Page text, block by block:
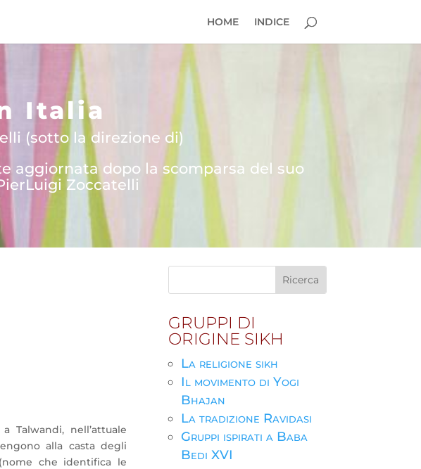
HOME INDICE
Italia
(sotto la direzione di)
aggiornata dopo la scomparsa del suo
Zoccatelli
a Talwandi, nell’attuale
alla casta degli
che identifica le
GRUPPI DI
ORIGINE SIKH
La religione sikh
Il movimento di Yogi
Bhajan
La tradizione Ravidasi
Gruppi ispirati a Baba
Bedi XVI